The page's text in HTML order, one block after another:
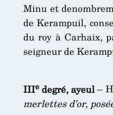
Minu et
de Kerampuil,
du roy à Carhaix,
seigneur de
IIIe degré, ayeul–
merlettes d’or,